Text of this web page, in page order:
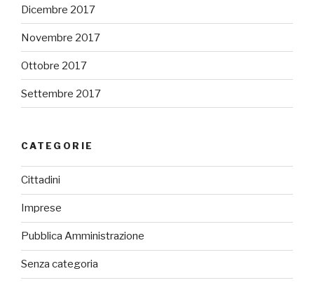
Dicembre 2017
Novembre 2017
Ottobre 2017
Settembre 2017
CATEGORIE
Cittadini
Imprese
Pubblica Amministrazione
Senza categoria